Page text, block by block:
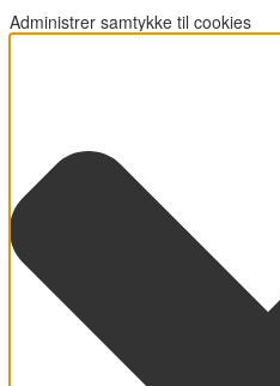
Administrer samtykke til cookies